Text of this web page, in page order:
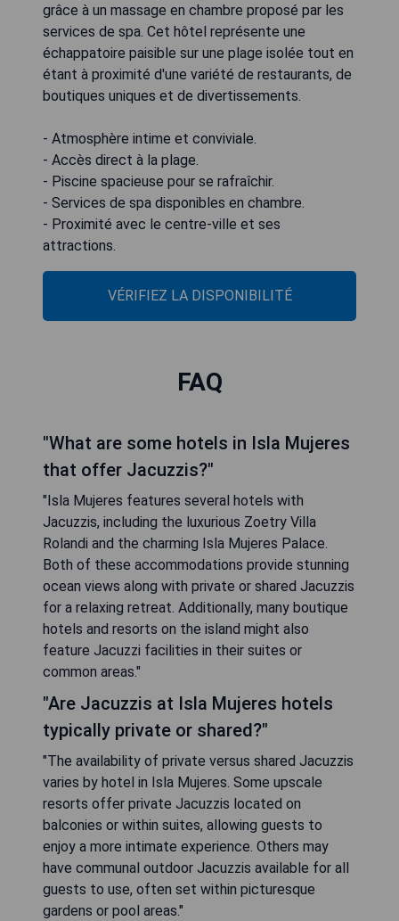
grâce à un massage en chambre proposé par les
services de spa. Cet hôtel représente une
échappatoire paisible sur une plage isolée tout en
étant à proximité d'une variété de restaurants, de
boutiques uniques et de divertissements.
- Atmosphère intime et conviviale.
- Accès direct à la plage.
- Piscine spacieuse pour se rafraîchir.
- Services de spa disponibles en chambre.
- Proximité avec le centre-ville et ses
attractions.
VÉRIFIEZ LA DISPONIBILITÉ
FAQ
"What are some hotels in Isla Mujeres
that offer Jacuzzis?"
"Isla Mujeres features several hotels with
Jacuzzis, including the luxurious Zoetry Villa
Rolandi and the charming Isla Mujeres Palace.
Both of these accommodations provide stunning
ocean views along with private or shared Jacuzzis
for a relaxing retreat. Additionally, many boutique
hotels and resorts on the island might also
feature Jacuzzi facilities in their suites or
common areas."
"Are Jacuzzis at Isla Mujeres hotels
typically private or shared?"
"The availability of private versus shared Jacuzzis
varies by hotel in Isla Mujeres. Some upscale
resorts offer private Jacuzzis located on
balconies or within suites, allowing guests to
enjoy a more intimate experience. Others may
have communal outdoor Jacuzzis available for all
guests to use, often set within picturesque
gardens or pool areas."